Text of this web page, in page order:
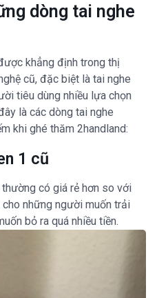
dòng tai nghe
khẳng định trong thị
cũ, đặc biệt là tai nghe
tiêu dùng nhiều lựa chọn
là các dòng tai nghe
khi ghé thăm 2handland:
1 cũ
có giá rẻ hơn so với
những người muốn trải
bỏ ra quá nhiều tiền.